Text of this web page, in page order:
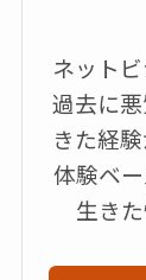
ネット
過去に
きた経
体験ベ
生き